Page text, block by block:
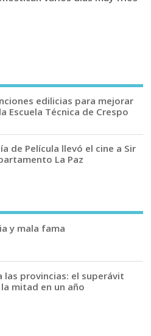
edilicias para mejorar
Escuela Técnica de Crespo
de Película llevó el cine a Sir
La Paz
y mala fama
las provincias: el superávit
mitad en un año